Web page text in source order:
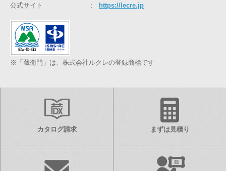
公式サイト
https://lecre.jp
※「蔵衛門」は、株式会社ルクレの登録商標です
カタログ請求 まずは見積り